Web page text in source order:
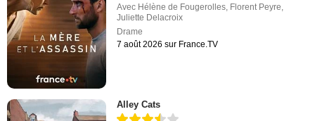
Avec Hélène de Fougerolles Florent Peyre
Juliette Delacroix
Drame
7 août 2026 sur France.TV
Alley Cats